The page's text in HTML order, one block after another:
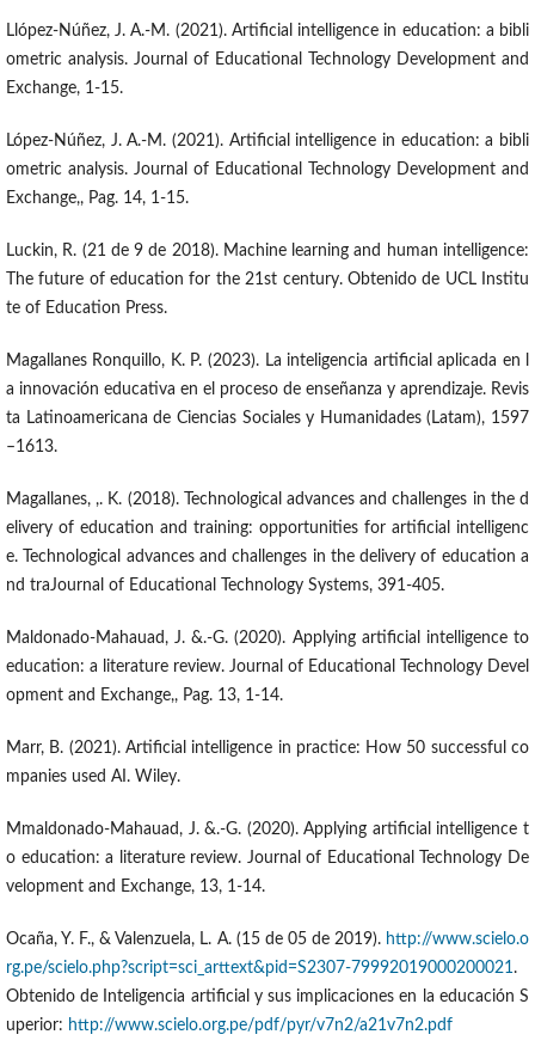
Llópez-Núñez, J. A.-M. (2021). Artificial intelligence in education: a bibli
ometric analysis. Journal of Educational Technology Development and
Exchange, 1-15.
López-Núñez, J. A.-M. (2021). Artificial intelligence in education: a bibli
ometric analysis. Journal of Educational Technology Development and
Exchange,, Pag. 14, 1-15.
Luckin, R. (21 de 9 de 2018). Machine learning and human intelligence:
The future of education for the 21st century. Obtenido de UCL Institu
te of Education Press.
Magallanes Ronquillo, K. P. (2023). La inteligencia artificial aplicada en l
a innovación educativa en el proceso de enseñanza y aprendizaje. Revis
ta Latinoamericana de Ciencias Sociales y Humanidades (Latam), 1597
–1613.
Magallanes, ,. K. (2018). Technological advances and challenges in the d
elivery of education and training: opportunities for artificial intelligenc
e. Technological advances and challenges in the delivery of education a
nd traJournal of Educational Technology Systems, 391-405.
Maldonado-Mahauad, J. &.-G. (2020). Applying artificial intelligence to
education: a literature review. Journal of Educational Technology Devel
opment and Exchange,, Pag. 13, 1-14.
Marr, B. (2021). Artificial intelligence in practice: How 50 successful co
mpanies used AI. Wiley.
Mmaldonado-Mahauad, J. &.-G. (2020). Applying artificial intelligence t
o education: a literature review. Journal of Educational Technology De
velopment and Exchange, 13, 1-14.
Ocaña, Y. F., & Valenzuela, L. A. (15 de 05 de 2019). http://www.scielo.o
rg.pe/scielo.php?script=sci_arttext&pid=S2307-79992019000200021.
Obtenido de Inteligencia artificial y sus implicaciones en la educación S
uperior: http://www.scielo.org.pe/pdf/pyr/v7n2/a21v7n2.pdf